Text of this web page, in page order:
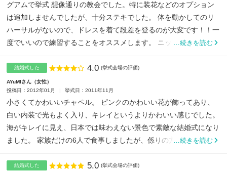
グアムで挙式 想像通りの教会でした。特に装花などのオプション
は追加しませんでしたが、十分ステキでした。 体を動かしてのリ
ハーサルがないので、ドレスを着て段差を登るのが大変です！！一
度でいいので練習することをオススメします。 ニッコーホテ...
…続きを読む
結婚式した 点数
4.0 (挙式会場の評価)
AYuMIさん
女性
投稿日：2012年01月
挙式日：2011年11月
小さくてかわいいチャペル。 ピンクのかわいい花が飾ってあり、
白い内装で光もよく入り、キレイというよりかわいい感じでした。
海がキレイに見え、日本では味わえない景色で素敵な結婚式になり
ました。 家族だけの6人で食事しましたが、係りの方も親切...
…続きを読む
結婚式した 点数
5.0 (挙式会場の評価)